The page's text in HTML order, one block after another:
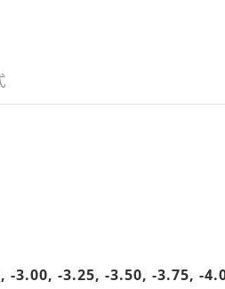
3.00, -3.25, -3.50, -3.75, -